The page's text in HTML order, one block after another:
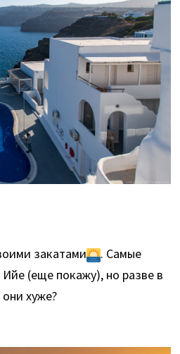
закатами
. Самые
(еще покажу), но разве в
хуже?